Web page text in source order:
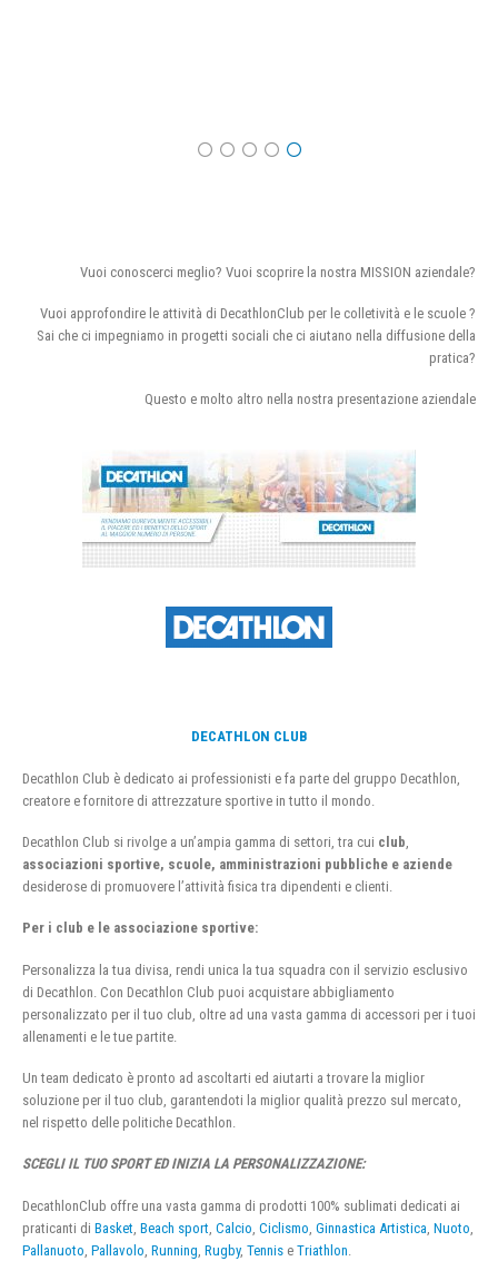
Vuoi conoscerci meglio? Vuoi scoprire la nostra MISSION aziendale?
Vuoi approfondire le attività di DecathlonClub per le colletività e le scuole ?
Sai che ci impegniamo in progetti sociali che ci aiutano nella diffusione della
pratica?
Questo e molto altro nella nostra presentazione aziendale
DECATHLON CLUB
Decathlon Club è dedicato ai professionisti e fa parte del gruppo Decathlon,
creatore e fornitore di attrezzature sportive in tutto il mondo.
Decathlon Club si rivolge a un’ampia gamma di settori, tra cui club
associazioni sportive, scuole, amministrazioni pubbliche e aziende
desiderose di promuovere l’attività fisica tra dipendenti e clienti.
Per i club e le associazione sportive:
Personalizza la tua divisa, rendi unica la tua squadra con il servizio esclusivo
di Decathlon. Con Decathlon Club puoi acquistare abbigliamento
personalizzato per il tuo club, oltre ad una vasta gamma di accessori per i tuoi
allenamenti e le tue partite.
Un team dedicato è pronto ad ascoltarti ed aiutarti a trovare la miglior
soluzione per il tuo club, garantendoti la miglior qualità prezzo sul mercato,
nel rispetto delle politiche Decathlon.
SCEGLI IL TUO SPORT ED INIZIA LA PERSONALIZZAZIONE:
DecathlonClub offre una vasta gamma di prodotti 100% sublimati dedicati ai
praticanti di Basket Beach sport Calcio Ciclismo Ginnastica Artistica Nuoto
Pallanuoto Pallavolo Running Rugby, Tennis e Triathlon